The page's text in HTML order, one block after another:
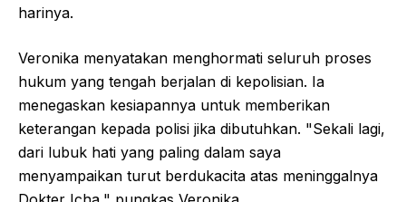
harinya.
Veronika menyatakan menghormati seluruh proses
hukum yang tengah berjalan di kepolisian. Ia
menegaskan kesiapannya untuk memberikan
keterangan kepada polisi jika dibutuhkan. "Sekali lagi,
dari lubuk hati yang paling dalam saya
menyampaikan turut berdukacita atas meninggalnya